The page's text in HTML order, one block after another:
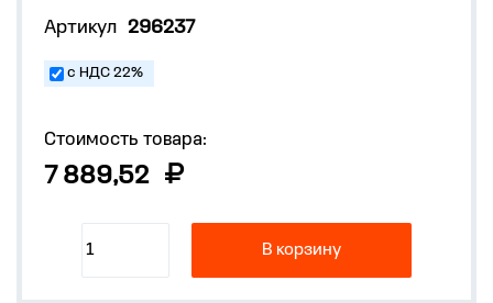
Артикул 296237
с НДС 22%
Стоимость товара:
7 889,52
В корзину